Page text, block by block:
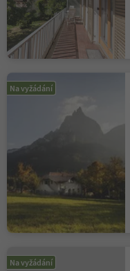
Na vyžádání
Na vyžádání